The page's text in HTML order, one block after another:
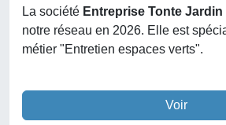
La société Entreprise Tonte Jardin
notre réseau en 2026. Elle est
métier "Entretien espaces verts".
Voir